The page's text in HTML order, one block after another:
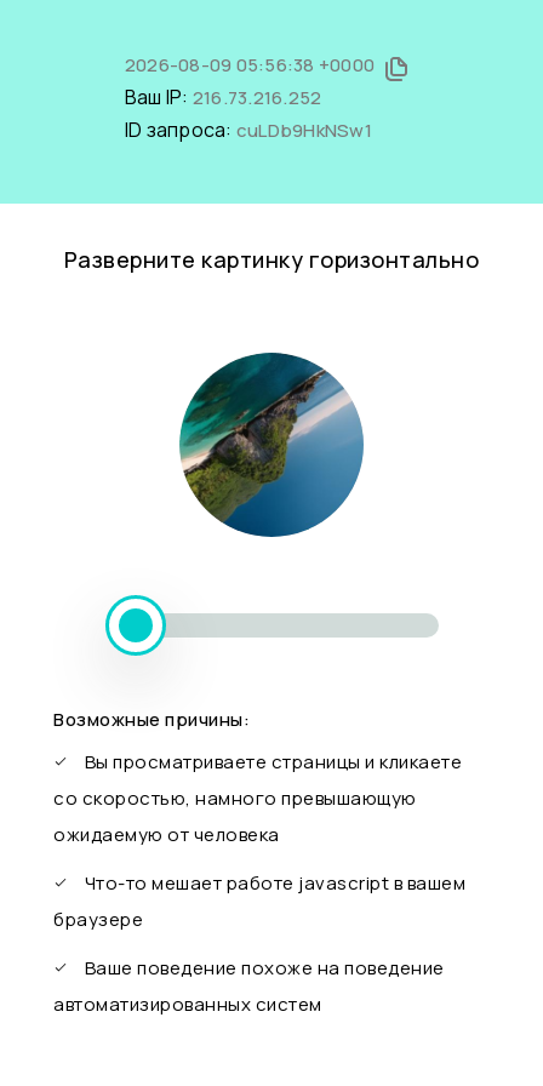
2026-08-09 05:56:38 +0000
Ваш IP: 216.73.216.252
ID запроса: cuLDb9HkNSw1
Разверните картинку горизонтально
Возможные причины:
Вы просматриваете страницы и кликаете
со скоростью, намного превышающую
ожидаемую от человека
Что-то мешает работе javascript в вашем
браузере
Ваше поведение похоже на поведение
автоматизированных систем